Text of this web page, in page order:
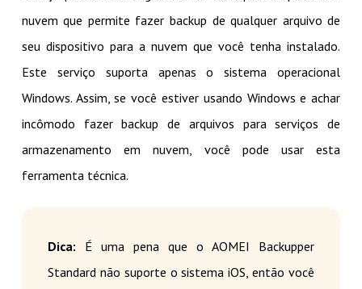
nuvem que permite fazer backup de qualquer arquivo de
seu dispositivo para a nuvem que você tenha instalado.
Este serviço suporta apenas o sistema operacional
Windows. Assim, se você estiver usando Windows e achar
incômodo fazer backup de arquivos para serviços de
armazenamento em nuvem, você pode usar esta
ferramenta técnica.
Dica: É uma pena que o AOMEI Backupper
Standard não suporte o sistema iOS, então você